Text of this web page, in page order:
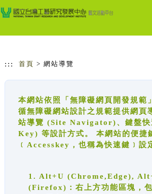
跳到主要內容
網站導覽
::: 首頁 > 網站導覽
本網站依照「無障礙網頁開發規範
循無障礙網站設計之規範提供網
站導覽 (Site Navigator)、鍵盤快
Key) 等設計方式。 本網站的便捷
﹝Accesskey，也稱為快速鍵﹞設
1. Alt+U (Chrome,Edge),
(Firefox)：右上方功能區塊，